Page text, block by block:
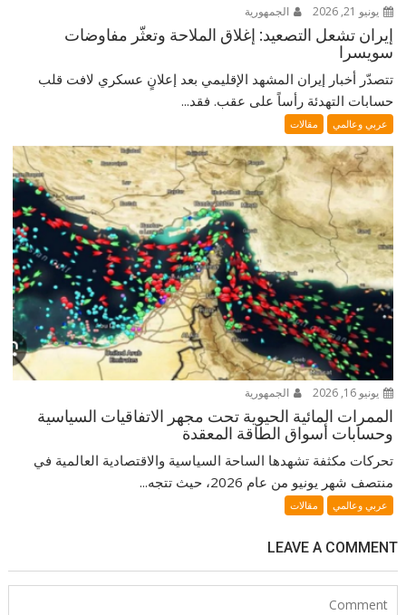
يونيو 21, 2026 الجمهورية
إيران تشعل التصعيد: إغلاق الملاحة وتعثّر مفاوضات
سويسرا
تتصدّر أخبار إيران المشهد الإقليمي بعد إعلانٍ عسكري لافت قلب
حسابات التهدئة رأساً على عقب. فقد...
عربي وعالمي مقالات
يونيو 16, 2026 الجمهورية
الممرات المائية الحيوية تحت مجهر الاتفاقيات السياسية
وحسابات أسواق الطاقة المعقدة
تحركات مكثفة تشهدها الساحة السياسية والاقتصادية العالمية في
منتصف شهر يونيو من عام 2026، حيث تتجه...
عربي وعالمي مقالات
LEAVE A COMMENT